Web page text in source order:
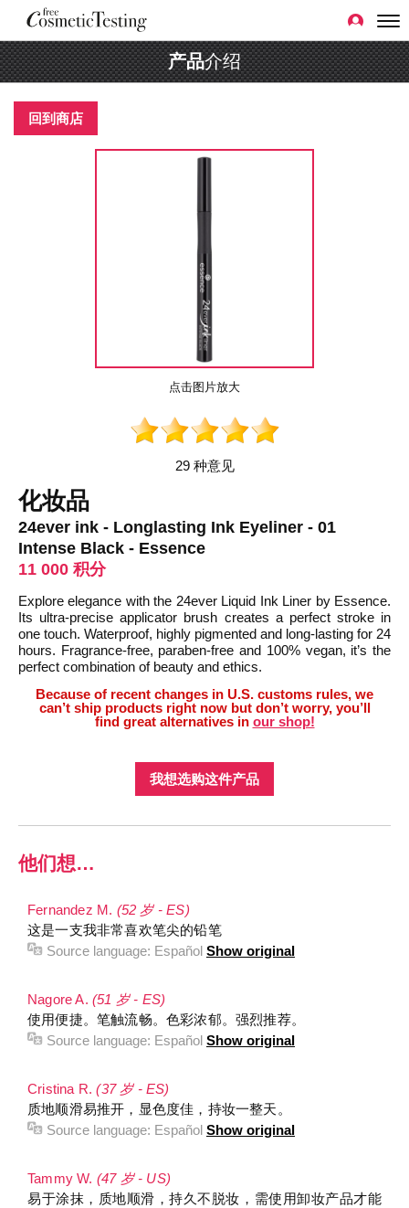
产品介绍
回到商店
点击图片放大
29 种意见
化妆品
24ever ink - Longlasting Ink Eyeliner - 01
Intense Black - Essence
11 000 积分
Explore elegance with the 24ever Liquid Ink Liner by Essence.
Its ultra-precise applicator brush creates a perfect stroke in
one touch. Waterproof, highly pigmented and long-lasting for 24
hours. Fragrance-free, paraben-free and 100% vegan, it’s the
perfect combination of beauty and ethics.
Because of recent changes in U.S. customs rules, we
can’t ship products right now but don’t worry, you’ll
find great alternatives in our shop!
我想选购这件产品
他们想…
Fernandez M. (52 岁 - ES)
这是一支我非常喜欢笔尖的铅笔
Source language: Español Show original
Nagore A. (51 岁 - ES)
使用便捷。笔触流畅。色彩浓郁。强烈推荐。
Source language: Español Show original
Cristina R.(37 岁 - ES)
质地顺滑易推开，显色度佳，持妆一整天。
Source language: Español Show original
Tammy W. (47 岁 - US)
易于涂抹，质地顺滑，持久不脱妆，需使用卸妆产品才能